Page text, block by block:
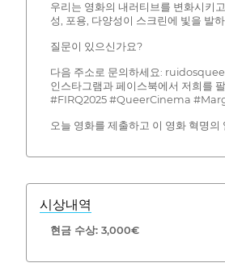
우리는 영화의 내러티브를 변화시키
성, 포용, 다양성이 스크린에 빛을 발
질문이 있으신가요?
다음 주소로 문의하세요:
인스타그램과 페이스북에서 저희를
#FIRQ2025 #QueerCinema
오늘 영화를 제출하고 이 영화 혁명의
시상내역
현금 수상: 3,000€